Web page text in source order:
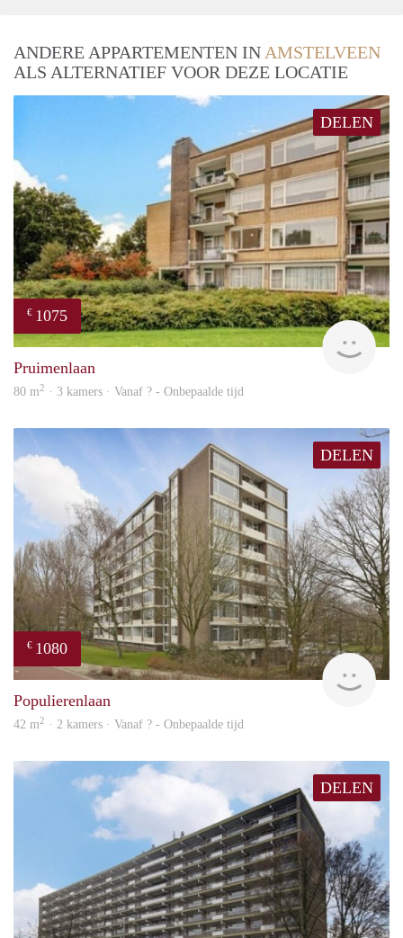
ANDERE APPARTEMENTEN IN AMSTELVEEN
ALS ALTERNATIEF VOOR DEZE LOCATIE
DELEN
€ 1075
Pruimenlaan
80 m2 · 3 kamers · Vanaf ? - Onbepaalde tijd
DELEN
€ 1080
Populierenlaan
42 m2 · 2 kamers · Vanaf ? - Onbepaalde tijd
DELEN